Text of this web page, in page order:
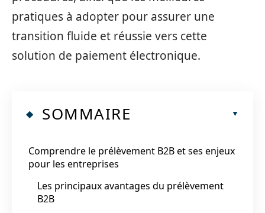
pratiques à adopter pour assurer une
transition fluide et réussie vers cette
solution de paiement électronique.
SOMMAIRE
Comprendre le prélèvement B2B et ses enjeux
pour les entreprises
Les principaux avantages du prélèvement
B2B